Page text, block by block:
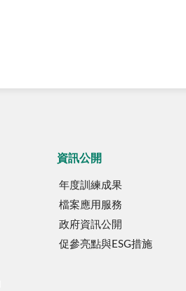
資訊公開
年度訓練成果
檔案應用服務
政府資訊公開
促參亮點與ESG措施